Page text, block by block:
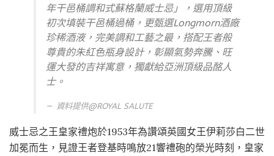
年干邑桶調和式蘇格蘭威士忌」，選用頂級
初次填裝干邑桶過桶，更甄選Longmorn酒廠
珍稀酒液，完美調和工藝之最，搭配王者般
尊貴的朱紅色瓶身設計，彰顯氣勢奔騰、旺
運大發的吉祥寓意，獨獻給亞洲頂級品酩人
士。
資料提供@ROYAL SALUTE
威士忌之王皇家禮炮於1953年為讚頌英國女王伊莉莎白二世
加冕而生，見證王者登基時鳴放21響禮砲的榮光時刻，皇家